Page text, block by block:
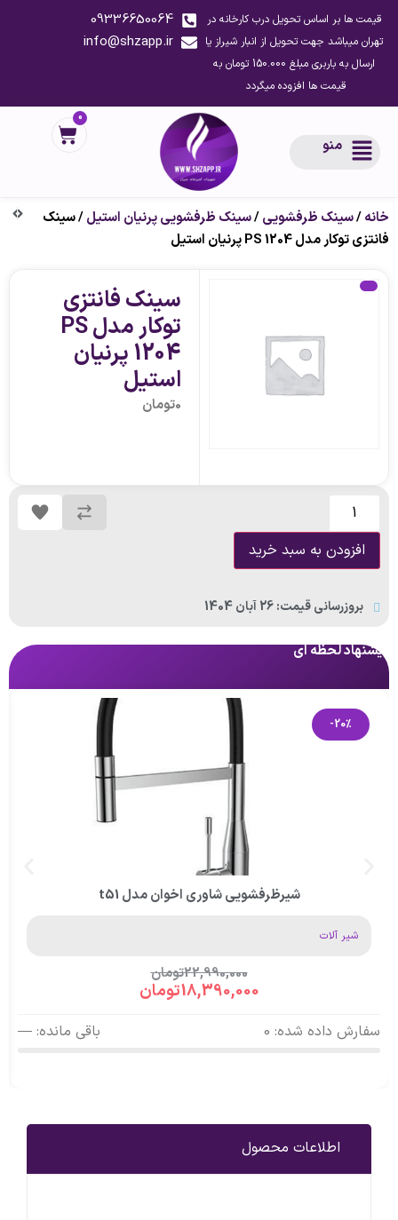
قیمت ها بر اساس تحویل درب کارخانه در
تهران میباشد جهت تحویل از انبار شیراز یا
ارسال به باربری مبلغ 150.000 تومان به
قیمت ها افزوده میگردد
09336650064
info@shzapp.ir
منو
0
خانه/سینک ظرفشویی/سینک ظرفشویی پرنیان استیل/ سینک
فانتزی توکار مدل PS 1204 پرنیان استیل
پیشنهاد لحظه ای
-20%
شیرظرفشویی شاوری اخوان مدل t51
شیر آلات
22,990,000تومان
18,390,000تومان
سفارش داده شده: 0 باقی مانده: —
سینک فانتزی
توکار مدل PS
1204 پرنیان
استیل
0تومان
افزودن به سبد خرید
بروزرسانی قیمت: 26 آبان 1404
اطلاعات محصول